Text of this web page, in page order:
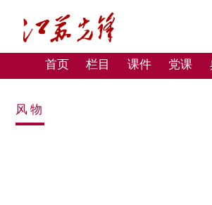
首页 栏目 课件 党课
风物